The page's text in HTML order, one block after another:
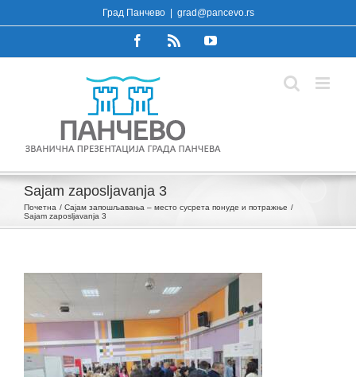
to
Град Панчево grad@pancevo.rs
FacebookRss YouTube
Sajam zaposljavanja 3
Почетна
Сајам запошљавања – место сусрета понуде и потражње
Sajam zaposljavanja 3